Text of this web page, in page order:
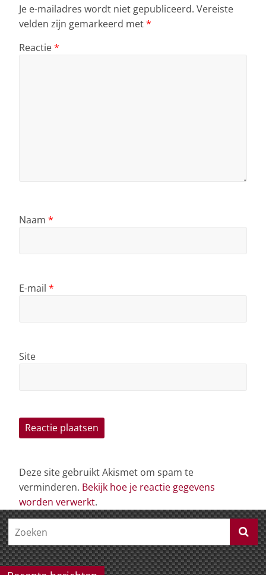
Je e-mailadres wordt niet gepubliceerd. Vereiste
velden zijn gemarkeerd met*
Reactie*
Naam *
E-mail *
Site
Deze site gebruikt Akismet om spam te
verminderen. Bekijk hoe je reactie gegevens
worden verwerkt.